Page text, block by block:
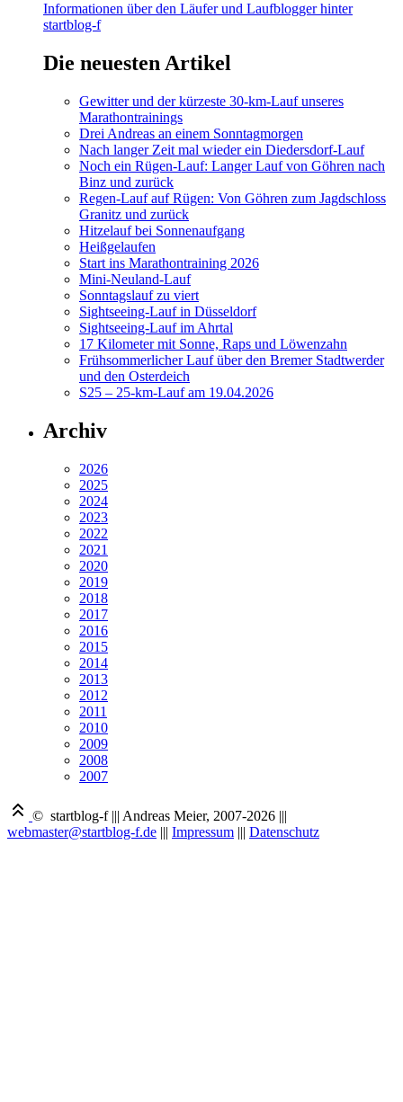
Informationen über den Läufer und Laufblogger hinter
startblog-f
Die neuesten Artikel
Gewitter und der kürzeste 30-km-Lauf unseres
Marathontrainings
Drei Andreas an einem Sonntagmorgen
Nach langer Zeit mal wieder ein Diedersdorf-Lauf
Noch ein Rügen-Lauf: Langer Lauf von Göhren nach
Binz und zurück
Regen-Lauf auf Rügen: Von Göhren zum Jagdschloss
Granitz und zurück
Hitzelauf bei Sonnenaufgang
Heißgelaufen
Start ins Marathontraining 2026
Mini-Neuland-Lauf
Sonntagslauf zu viert
Sightseeing-Lauf in Düsseldorf
Sightseeing-Lauf im Ahrtal
17 Kilometer mit Sonne, Raps und Löwenzahn
Frühsommerlicher Lauf über den Bremer Stadtwerder
und den Osterdeich
S25 – 25-km-Lauf am 19.04.2026
Archiv
2026
2025
2024
2023
2022
2021
2020
2019
2018
2017
2016
2015
2014
2013
2012
2011
2010
2009
2008
2007
© startblog-f ||| Andreas Meier, 2007-2026 |||
webmaster@startblog-f.de ||| Impressum ||| Datenschutz